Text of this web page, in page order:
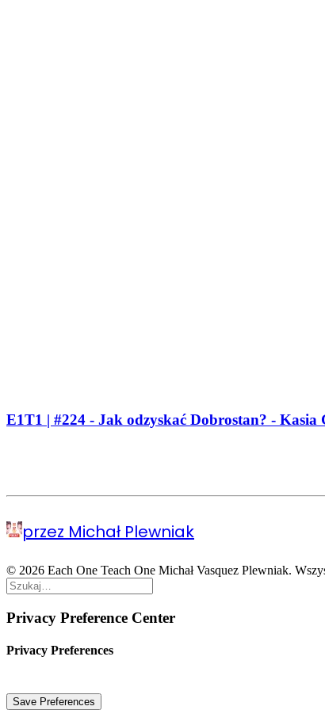
E1T1 | #224 - Jak odzyskać Dobrostan? - Kasia
przez Michał Plewniak
© 2026 Each One Teach One Michał Vasquez Plewniak.
Privacy Preference Center
Privacy Preferences